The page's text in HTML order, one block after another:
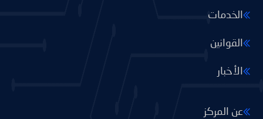
الخدمات
القوانين
الأخبار
عن المركز